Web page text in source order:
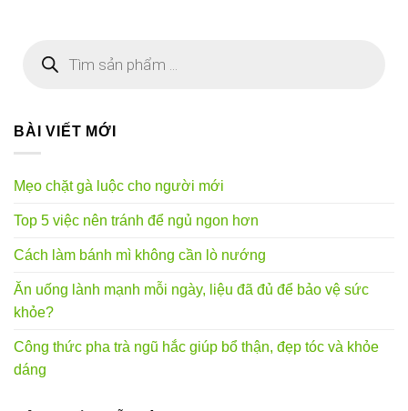
kiếm
BÀI VIẾT MỚI
Mẹo chặt gà luộc cho người mới
Top 5 việc nên tránh để ngủ ngon hơn
Cách làm bánh mì không cần lò nướng
Ăn uống lành mạnh mỗi ngày, liệu đã đủ để bảo vệ sức
khỏe?
Công thức pha trà ngũ hắc giúp bổ thận, đẹp tóc và khỏe
dáng